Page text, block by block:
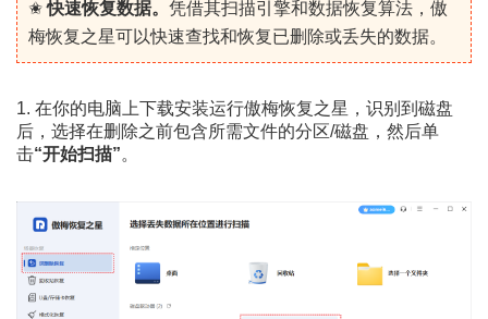
✬快速恢复数据。 凭借其扫描引擎和数据恢复算法，傲
梅恢复之星可以快速查找和恢复已删除或丢失的数据。
1. 在你的电脑上下载安装运行傲梅恢复之星，识别到磁盘
后，选择在删除之前包含所需文件的分区/磁盘，然后单
击“开始扫描”。